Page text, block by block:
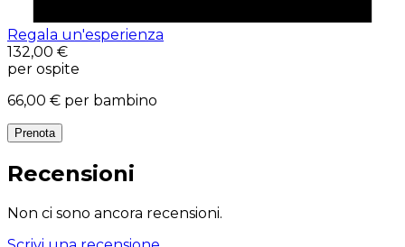
Regala un'esperienza
132,00 €
per ospite
66,00 € per bambino
Prenota
Recensioni
Non ci sono ancora recensioni.